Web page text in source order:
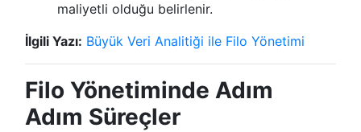
maliyetli olduğu belirlenir.
İlgili Yazı: Büyük Veri Analitiği ile Filo Yönetimi
Filo Yönetiminde Adım
Adım Süreçler